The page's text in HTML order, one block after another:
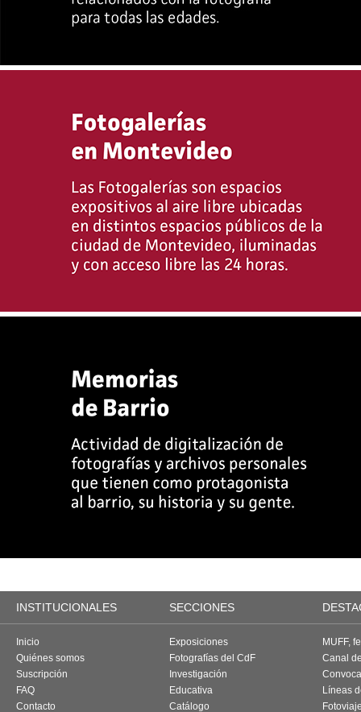
INSTITUCIONALES SECCIONES
Inicio
Quiénes somos
Suscripción
FAQ
Contacto
Exposiciones
Fotografías del CdF
Investigación
Educativa
Catálogo
MUFF,
Canal
Líneas